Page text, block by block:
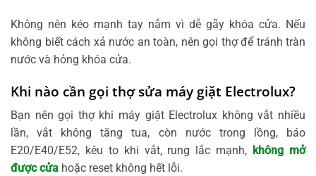
Không nên kéo mạnh tay nắm vì dễ gãy khóa cửa. Nếu
không biết cách xả nước an toàn, nên gọi thợ để tránh tràn
nước và hỏng khóa cửa.
Khi nào cần gọi thợ sửa máy giặt Electrolux?
Bạn nên gọi thợ khi máy giặt Electrolux không vắt nhiều
lần, vắt không tăng tua, còn nước trong lồng, báo
E20/E40/E52, kêu to khi vắt, rung lắc mạnh, không mở
được cửa hoặc reset không hết lỗi.